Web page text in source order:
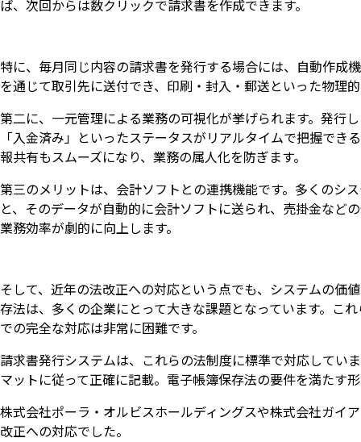
ば、次回からは数クリックで請求書を作成できます。
特に、毎月同じ内容の請求書を発行する場合には、自動作成
を通じて取引先に送付でき、印刷・封入・郵送といった物理
第二に、一元管理による業務の可視化が挙げられます。発行
「入金済み」といったステータスがリアルタイムで把握で
報共有もスムーズになり、業務の属人化を防ぎます。
第三のメリットは、会計ソフトとの連携機能です。多くのシ
と、そのデータが自動的に会計ソフトに送られ、売掛金など
業務効率が劇的に向上します。
そして、近年の法改正への対応という点でも、システムの価
存法は、多くの企業にとって大きな課題となっています。こ
での完全な対応は非常に困難です。
請求書発行システムは、これらの法制度に標準で対応してい
マットに従って正確に記載。電子帳簿保存法の要件を満たす
株式会社ポーラ・オルビスホールディングスや株式会社ガイ
改正への対応でした。